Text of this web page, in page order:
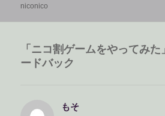
稿
niconico
「ニコ割ゲームをやってみ
ードバック
もそ